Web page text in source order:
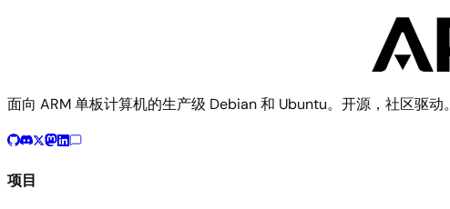
面向 ARM 单板计算机的生产级 Debian 和 Ubuntu。开源，社区驱动。
项目